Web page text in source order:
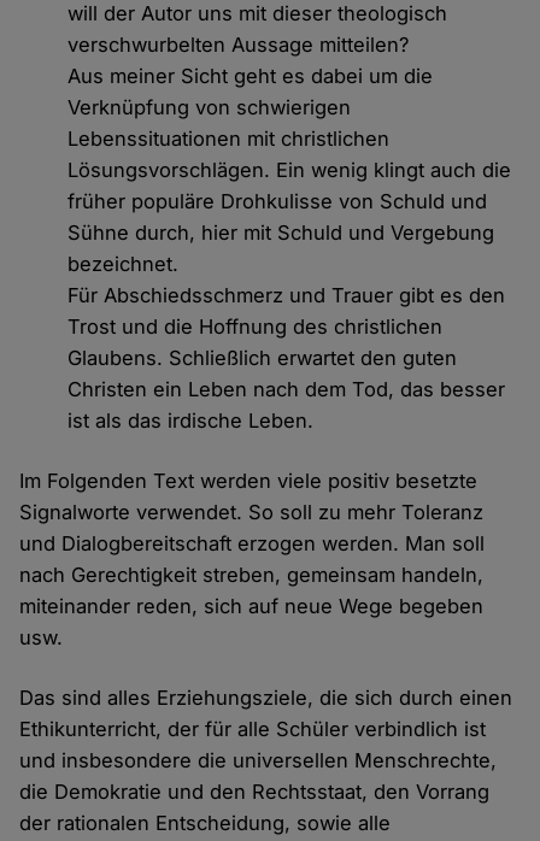
will der Autor uns mit dieser theologisch
verschwurbelten Aussage mitteilen?
Aus meiner Sicht geht es dabei um die
Verknüpfung von schwierigen
Lebenssituationen mit christlichen
Lösungsvorschlägen. Ein wenig klingt auch die
früher populäre Drohkulisse von Schuld und
Sühne durch, hier mit Schuld und Vergebung
bezeichnet.
Für Abschiedsschmerz und Trauer gibt es den
Trost und die Hoffnung des christlichen
Glaubens. Schließlich erwartet den guten
Christen ein Leben nach dem Tod, das besser
ist als das irdische Leben.
Im Folgenden Text werden viele positiv besetzte
Signalworte verwendet. So soll zu mehr Toleranz
und Dialogbereitschaft erzogen werden. Man soll
nach Gerechtigkeit streben, gemeinsam handeln,
miteinander reden, sich auf neue Wege begeben
usw.
Das sind alles Erziehungsziele, die sich durch einen
Ethikunterricht, der für alle Schüler verbindlich ist
und insbesondere die universellen Menschrechte,
die Demokratie und den Rechtsstaat, den Vorrang
der rationalen Entscheidung, sowie alle